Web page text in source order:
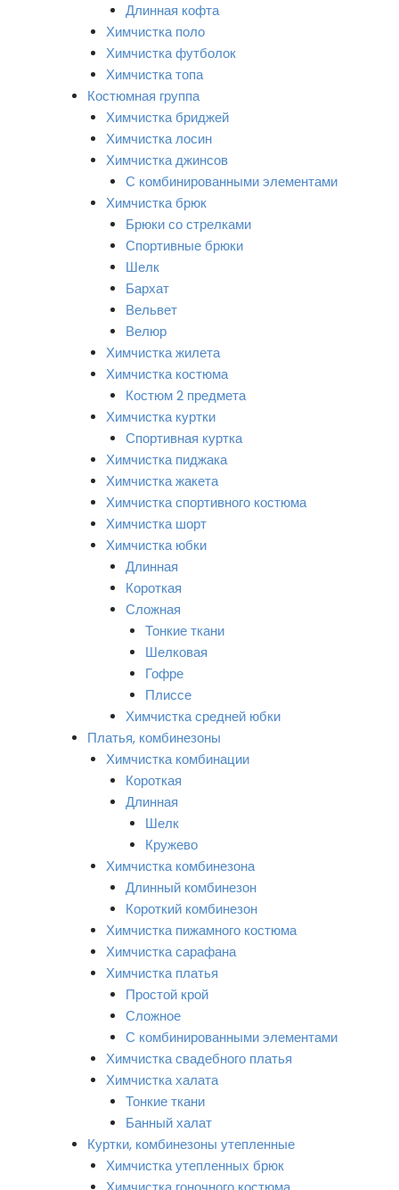
Длинная кофта
Химчистка поло
Химчистка футболок
Химчистка топа
Костюмная группа
Химчистка бриджей
Химчистка лосин
Химчистка джинсов
С комбинированными элементами
Химчистка брюк
Брюки со стрелками
Спортивные брюки
Шелк
Бархат
Вельвет
Велюр
Химчистка жилета
Химчистка костюма
Костюм 2 предмета
Химчистка куртки
Спортивная куртка
Химчистка пиджака
Химчистка жакета
Химчистка спортивного костюма
Химчистка шорт
Химчистка юбки
Длинная
Короткая
Сложная
Тонкие ткани
Шелковая
Гофре
Плиссе
Химчистка средней юбки
Платья, комбинезоны
Химчистка комбинации
Короткая
Длинная
Шелк
Кружево
Химчистка комбинезона
Длинный комбинезон
Короткий комбинезон
Химчистка пижамного костюма
Химчистка сарафана
Химчистка платья
Простой крой
Сложное
С комбинированными элементами
Химчистка свадебного платья
Химчистка халата
Тонкие ткани
Банный халат
Куртки, комбинезоны утепленные
Химчистка утепленных брюк